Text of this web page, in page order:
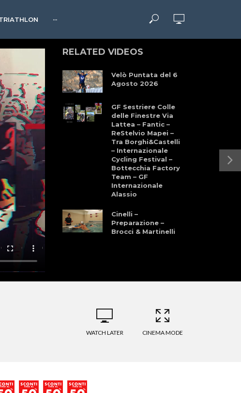
···
RELATED VIDEOS
Velò Puntata del 6
Agosto 2026
GF Sestriere Colle
delle Finestre Via
Lattea – Fantic –
ReStelvio Mapei –
Tra Borghi&Castelli
– Internazionale
Cycling Festival –
Bottecchia Factory
Team – GF
Internazionale
Alassio
Cinelli –
Preparazione –
Brocci & Martinelli
Cultura, Sport, e
WATCH LATER CINEMA MODE